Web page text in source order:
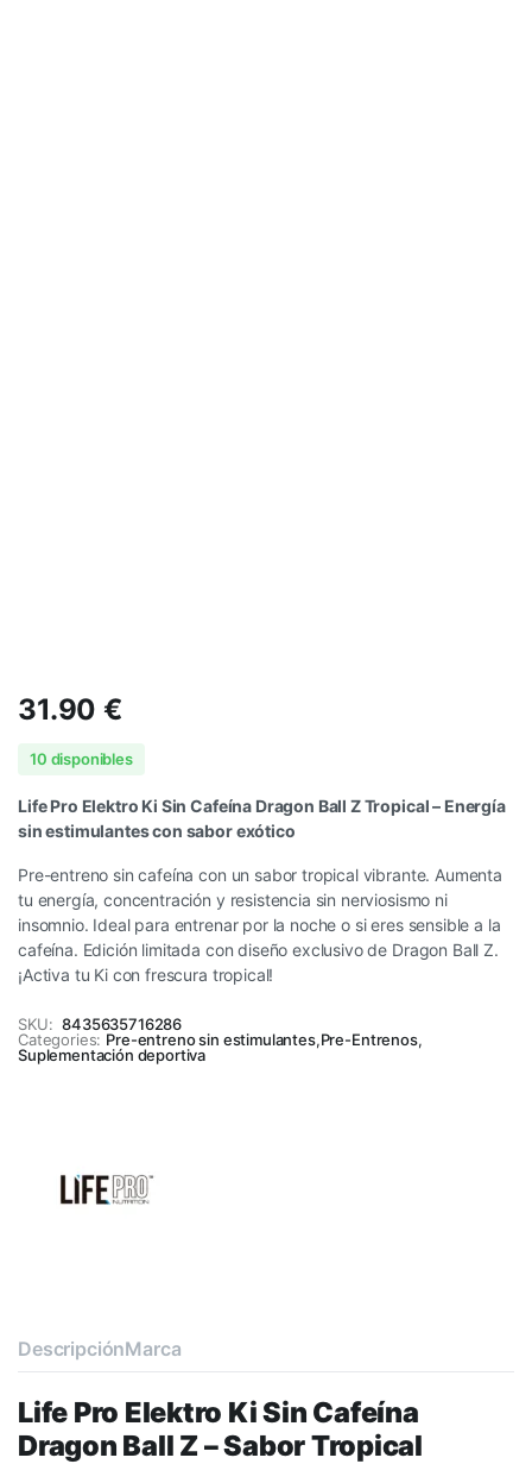
31.90€
10 disponibles
Life Pro Elektro Ki Sin Cafeína Dragon Ball Z Tropical – Energía
sin estimulantes con sabor exótico
Pre-entreno sin cafeína con un sabor tropical vibrante. Aumenta
tu energía, concentración y resistencia sin nerviosismo ni
insomnio. Ideal para entrenar por la noche o si eres sensible a la
cafeína. Edición limitada con diseño exclusivo de Dragon Ball Z.
¡Activa tu Ki con frescura tropical!
SKU: 8435635716286
Categories: Pre-entreno sin estimulantes,Pre-Entrenos,
Suplementación deportiva
DescripciónMarca
Life Pro Elektro Ki Sin Cafeína
Dragon Ball Z – Sabor Tropical